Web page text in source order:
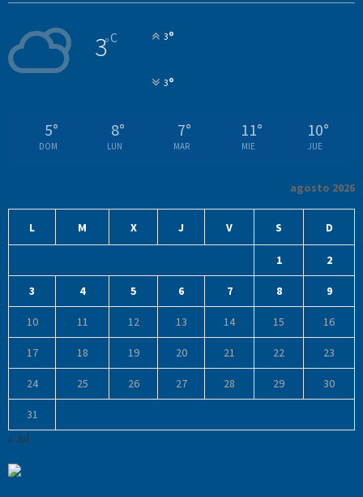
3°C 3°
3°
5°
DOM
8°
LUN
7°
MAR
11°
MIE
10°
JUE
agosto 2026
L M X J V S D
1 2
3 4 5 6 7 8 9
10 11 12 13 14 15 16
17 18 19 20 21 22 23
24 25 26 27 28 29 30
31
« Jul